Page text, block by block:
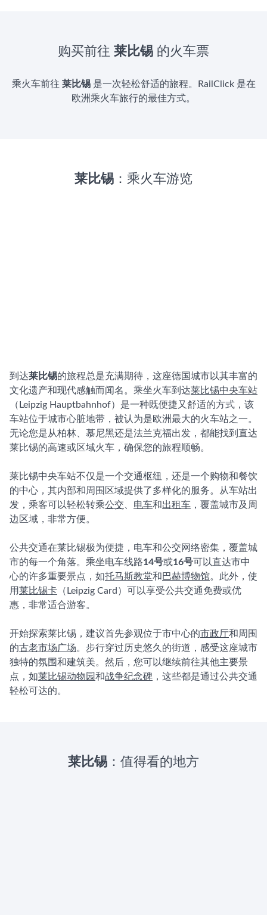
购买前往 莱比锡 的火车票
乘火车前往 莱比锡是一次轻松舒适的旅程。RailClick 是在
欧洲乘火车旅行的最佳方式。
莱比锡 ：乘火车游览
到达莱比锡的旅程总是充满期待，这座德国城市以其丰富的
文化遗产和现代感触而闻名。乘坐火车到达莱比锡中央车站
（Leipzig Hauptbahnhof）是一种既便捷又舒适的方式，该
车站位于城市心脏地带，被认为是欧洲最大的火车站之一。
无论您是从柏林、慕尼黑还是法兰克福出发，都能找到直达
莱比锡的高速或区域火车，确保您的旅程顺畅。
莱比锡中央车站不仅是一个交通枢纽，还是一个购物和餐饮
的中心，其内部和周围区域提供了多样化的服务。从车站出
发，乘客可以轻松转乘公交 电车和出租车 ，覆盖城市及周
边区域，非常方便。
公共交通在莱比锡极为便捷，电车和公交网络密集，覆盖城
市的每一个角落。乘坐电车线路14号或16号可以直达市中
心的许多重要景点，如托马斯教堂和 巴赫博物馆。此外，使
用莱比锡卡 （Leipzig Card）可以享受公共交通免费或优
惠，非常适合游客。
开始探索莱比锡，建议首先参观位于市中心的市政厅和周围
的古老市场广场。步行穿过历史悠久的街道，感受这座城市
独特的氛围和建筑美。然后，您可以继续前往其他主要景
点，如莱比锡动物园和战争纪念碑 ，这些都是通过公共交通
轻松可达的。
莱比锡 ：值得看的地方